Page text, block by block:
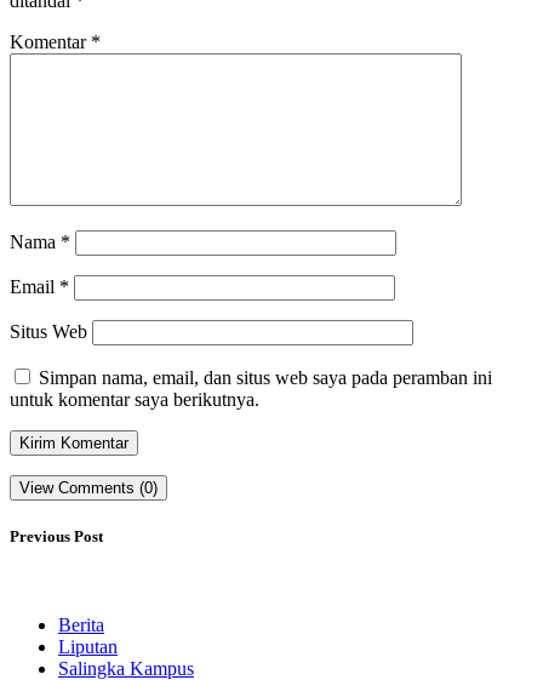
Komentar *
Nama *
Email *
Situs Web
Simpan nama, email, dan situs web saya pada peramban ini
untuk komentar saya berikutnya.
View Comments (0)
Previous Post
Berita
Liputan
Salingka Kampus